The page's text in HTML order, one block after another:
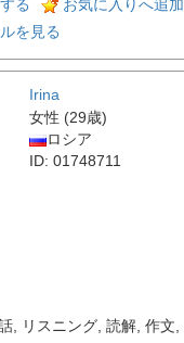
る
お気に入りへ追
を見る
Irina
女性 (29歳)
ロシア
ID: 01748711
, リスニング, 読解, 作文,